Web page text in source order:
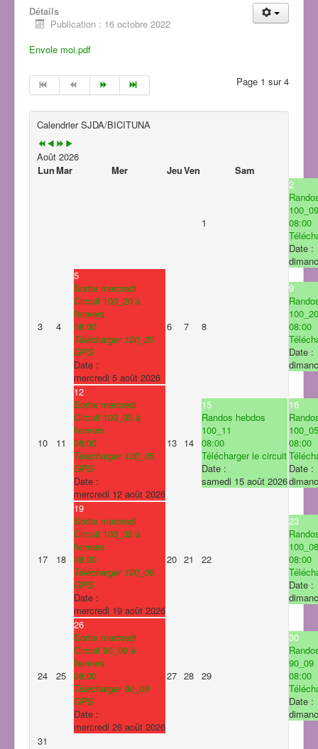
Détails
Publication : 16 octobre 2022
Envole moi.pdf
Page 1 sur 4
Calendrier SJDA/BICITUNA
Août 2026
LunMar Mer JeuVen Sam
1
2
100_09
08:00
Date :
3 4
5
Sortie mercredi
Circuit 100_20 à
l'envers
08:00
Télécharger 100_20
GPS
Date :
mercredi 5 août 2026
6 7 8
9
100_20
08:00
Date :
10 11
12
Sortie mercredi
Circuit 100_05 à
l'envers
08:00
Télécharger 100_05
GPS
Date :
mercredi 12 août 2026
13 14
15
Randos hebdos
100_11
08:00
Télécharger le circuit
Date :
samedi 15 août 2026
16
100_05
08:00
Date :
17 18
19
Sortie mercredi
Circuit 100_08 à
l'envers
08:00
Télécharger 100_08
GPS
Date :
mercredi 19 août 2026
20 21 22
23
100_08
08:00
Date :
24 25
26
Sortie mercredi
Circuit 90_09 à
l'envers
08:00
Télécharger 90_09
GPS
Date :
mercredi 26 août 2026
27 28 29
30
90_09
08:00
Date :
31